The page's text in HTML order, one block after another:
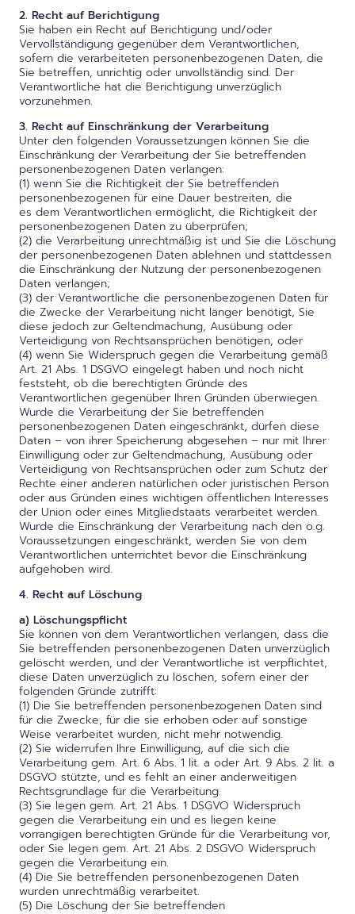
2. Recht auf Berichtigung
Sie haben ein Recht auf Berichtigung und/oder
Vervollständigung gegenüber dem Verantwortlichen,
sofern die verarbeiteten personenbezogenen Daten, die
Sie betreffen, unrichtig oder unvollständig sind. Der
Verantwortliche hat die Berichtigung unverzüglich
vorzunehmen.
3. Recht auf Einschränkung der Verarbeitung
Unter den folgenden Voraussetzungen können Sie die
Einschränkung der Verarbeitung der Sie betreffenden
personenbezogenen Daten verlangen:
(1) wenn Sie die Richtigkeit der Sie betreffenden
personenbezogenen für eine Dauer bestreiten, die
es dem Verantwortlichen ermöglicht, die Richtigkeit der
personenbezogenen Daten zu überprüfen;
(2) die Verarbeitung unrechtmäßig ist und Sie die Löschung
der personenbezogenen Daten ablehnen und stattdessen
die Einschränkung der Nutzung der personenbezogenen
Daten verlangen;
(3) der Verantwortliche die personenbezogenen Daten für
die Zwecke der Verarbeitung nicht länger benötigt, Sie
diese jedoch zur Geltendmachung, Ausübung oder
Verteidigung von Rechtsansprüchen benötigen, oder
(4) wenn Sie Widerspruch gegen die Verarbeitung gemäß
Art. 21 Abs. 1 DSGVO eingelegt haben und noch nicht
feststeht, ob die berechtigten Gründe des
Verantwortlichen gegenüber Ihren Gründen überwiegen.
Wurde die Verarbeitung der Sie betreffenden
personenbezogenen Daten eingeschränkt, dürfen diese
Daten – von ihrer Speicherung abgesehen – nur mit Ihrer
Einwilligung oder zur Geltendmachung, Ausübung oder
Verteidigung von Rechtsansprüchen oder zum Schutz der
Rechte einer anderen natürlichen oder juristischen Person
oder aus Gründen eines wichtigen öffentlichen Interesses
der Union oder eines Mitgliedstaats verarbeitet werden.
Wurde die Einschränkung der Verarbeitung nach den o.g.
Voraussetzungen eingeschränkt, werden Sie von dem
Verantwortlichen unterrichtet bevor die Einschränkung
aufgehoben wird.
4. Recht auf Löschung
a) Löschungspflicht
Sie können von dem Verantwortlichen verlangen, dass die
Sie betreffenden personenbezogenen Daten unverzüglich
gelöscht werden, und der Verantwortliche ist verpflichtet,
diese Daten unverzüglich zu löschen, sofern einer der
folgenden Gründe zutrifft:
(1) Die Sie betreffenden personenbezogenen Daten sind
für die Zwecke, für die sie erhoben oder auf sonstige
Weise verarbeitet wurden, nicht mehr notwendig.
(2) Sie widerrufen Ihre Einwilligung, auf die sich die
Verarbeitung gem. Art. 6 Abs. 1 lit. a oder Art. 9 Abs. 2 lit. a
DSGVO stützte, und es fehlt an einer anderweitigen
Rechtsgrundlage für die Verarbeitung.
(3) Sie legen gem. Art. 21 Abs. 1 DSGVO Widerspruch
gegen die Verarbeitung ein und es liegen keine
vorrangigen berechtigten Gründe für die Verarbeitung vor,
oder Sie legen gem. Art. 21 Abs. 2 DSGVO Widerspruch
gegen die Verarbeitung ein.
(4) Die Sie betreffenden personenbezogenen Daten
wurden unrechtmäßig verarbeitet.
(5) Die Löschung der Sie betreffenden